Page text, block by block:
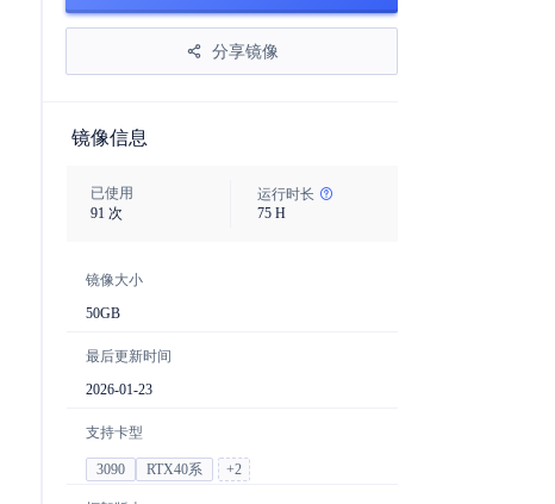
分享镜像
镜像信息
已使用
91 次
运行时长
75H
镜像大小
50GB
最后更新时间
2026-01-23
支持卡型
3090 RTX40系 +2